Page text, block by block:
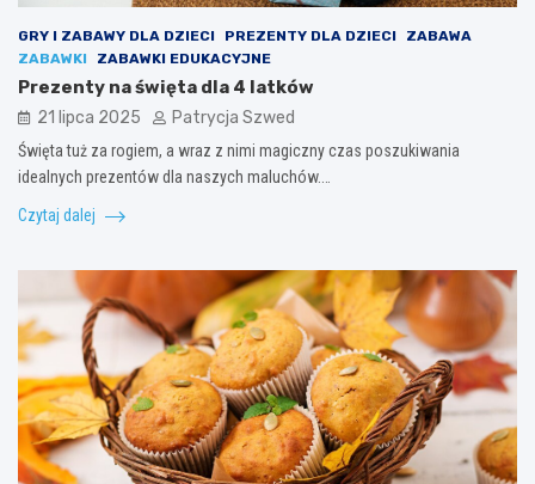
GRY I ZABAWY DLA DZIECI PREZENTY DLA DZIECI
ZABAWA
ZABAWKI
ZABAWKI EDUKACYJNE
Prezenty na święta dla 4 latków
21 lipca 2025 Patrycja Szwed
Święta tuż za rogiem, a wraz z nimi magiczny czas poszukiwania
idealnych prezentów dla naszych maluchów.…
Czytaj dalej